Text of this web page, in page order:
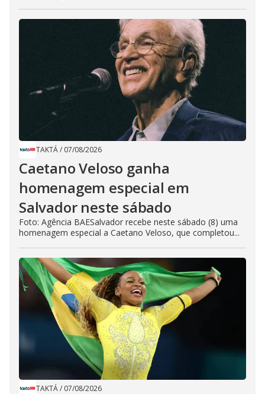
TAKTÁ/ 07/08/2026
Caetano Veloso ganha
homenagem especial em
Salvador neste sábado
Foto: Agência BAESalvador recebe neste sábado (8) uma
homenagem especial a Caetano Veloso, que completou...
TAKTÁ/ 07/08/2026